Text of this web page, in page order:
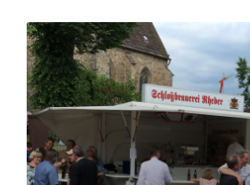
Mehr
erfahren